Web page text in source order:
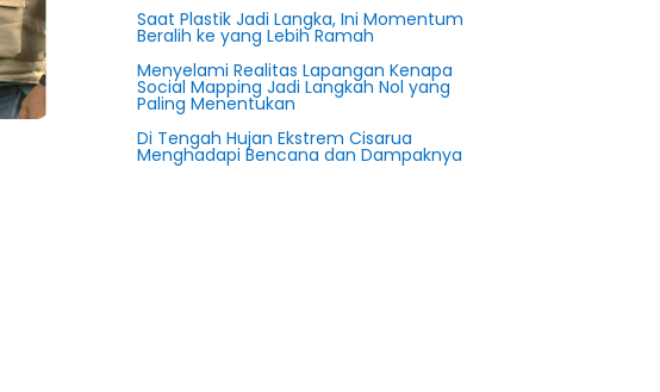
Saat Plastik Jadi Langka, Ini Momentum
Beralih ke yang Lebih Ramah
Menyelami Realitas Lapangan Kenapa
Social Mapping Jadi Langkah Nol yang
Paling Menentukan
Di Tengah Hujan Ekstrem Cisarua
Menghadapi Bencana dan Dampaknya